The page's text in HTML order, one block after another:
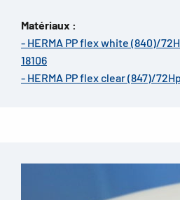
Matériaux :
- HERMA PP flex white (840)/
18106
- HERMA PP flex clear (847)/